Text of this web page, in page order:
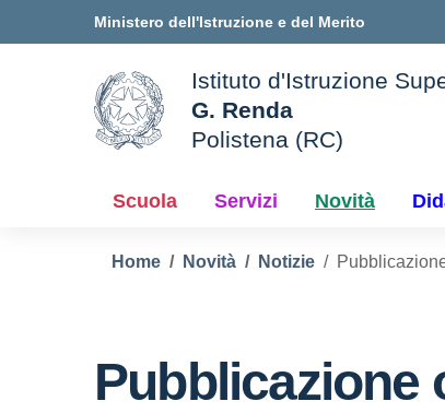
Ministero dell'Istruzione e del Merito
della scuola
Istituto d'Istruzione
G. Renda
Polistena (RC)
Scuola Servizi Novità
Home Novità Notizie
Pubblicazione